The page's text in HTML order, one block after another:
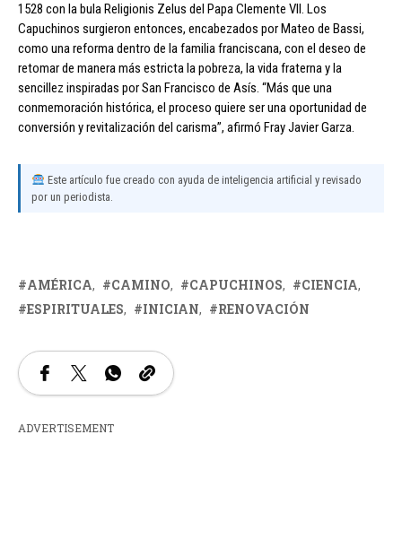
1528 con la bula Religionis Zelus del Papa Clemente VII. Los
Capuchinos surgieron entonces, encabezados por Mateo de Bassi,
como una reforma dentro de la familia franciscana, con el deseo de
retomar de manera más estricta la pobreza, la vida fraterna y la
sencillez inspiradas por San Francisco de Asís. “Más que una
conmemoración histórica, el proceso quiere ser una oportunidad de
conversión y revitalización del carisma”, afirmó Fray Javier Garza.
Este artículo fue creado con ayuda de inteligencia artificial y revisado
por un periodista.
AMÉRICA CAMINO CAPUCHINOS
CIENCIA
ESPIRITUALES
INICIAN RENOVACIÓN
ADVERTISEMENT